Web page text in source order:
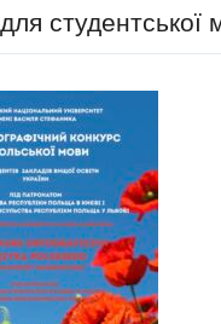
студентської